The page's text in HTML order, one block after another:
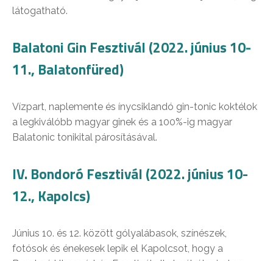
látogatható.
Balatoni Gin Fesztivál (2022. június 10-
11., Balatonfüred)
Vízpart, naplemente és ínycsiklandó gin-tonic koktélok
a legkiválóbb magyar ginek és a 100%-ig magyar
Balatonic tonikital párosításával.
IV. Bondoró Fesztivál (2022. június 10-
12., Kapolcs)
Június 10. és 12. között gólyalábasok, színészek,
fotósok és énekesek lepik el Kapolcsot, hogy a